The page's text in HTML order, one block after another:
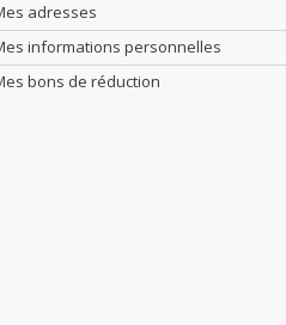
adresses
informations personnelles
bons de réduction